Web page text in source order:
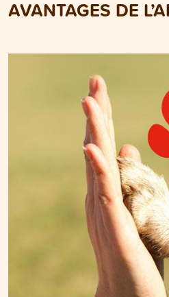
AVANTAGES DE